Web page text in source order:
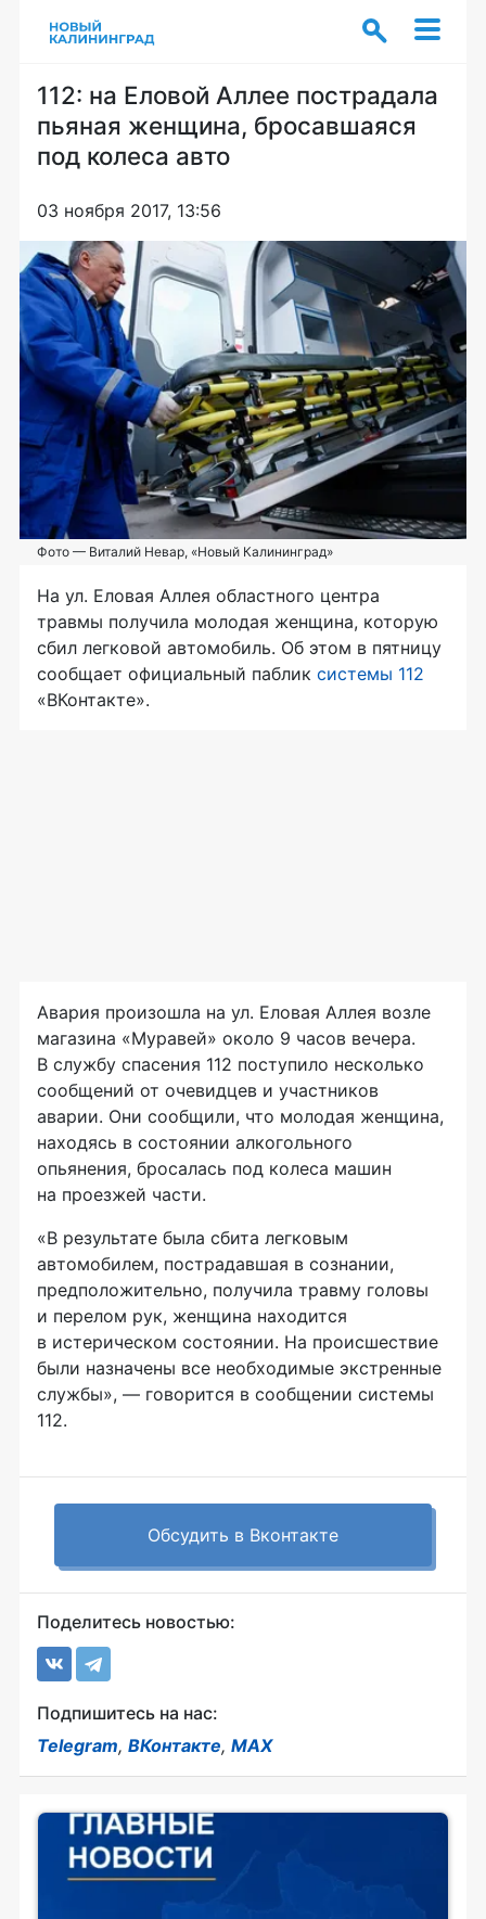
112: на Еловой Аллее пострадала
пьяная женщина, бросавшаяся
под колеса авто
03 ноября 2017, 13:56
Фото — Виталий Невар, «Новый Калининград»
На ул. Еловая Аллея областного центра
травмы получила молодая женщина, которую
сбил легковой автомобиль. Об этом в пятницу
сообщает официальный паблик системы 112
«ВКонтакте».
Авария произошла на ул. Еловая Аллея возле
магазина «Муравей» около 9 часов вечера.
В службу спасения 112 поступило несколько
сообщений от очевидцев и участников
аварии. Они сообщили, что молодая женщина,
находясь в состоянии алкогольного
опьянения, бросалась под колеса машин
на проезжей части.
«В результате была сбита легковым
автомобилем, пострадавшая в сознании,
предположительно, получила травму головы
и перелом рук, женщина находится
в истерическом состоянии. На происшествие
были назначены все необходимые экстренные
службы», — говорится в сообщении системы
112.
Обсудить в Вконтакте
Поделитесь новостью:
Подпишитесь на нас:
Telegram, ВКонтакте, MAX